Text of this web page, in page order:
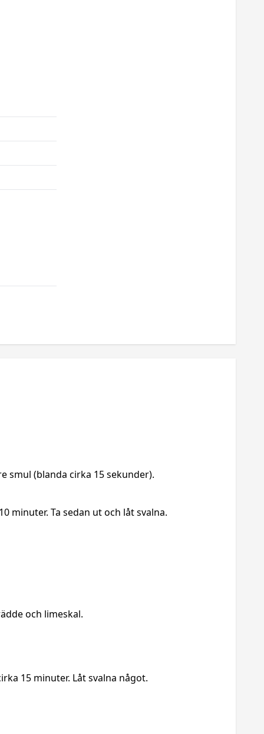
smul (blanda cirka 15 sekunder).
minuter. Ta sedan ut och låt svalna.
och limeskal.
15 minuter. Låt svalna något.